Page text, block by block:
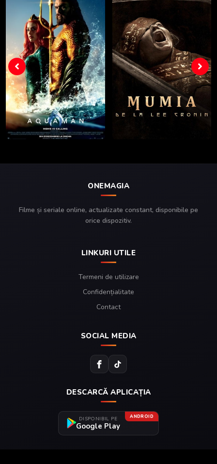
ONEMAGIA
Filme și seriale online, actualizate constant, disponibile pe
orice dispozitiv.
LINKURI UTILE
Termeni de utilizare
Confidențialitate
Contact
SOCIAL MEDIA
DESCARCĂ APLICAȚIA
ANDROID
DISPONIBIL PE
Google Play